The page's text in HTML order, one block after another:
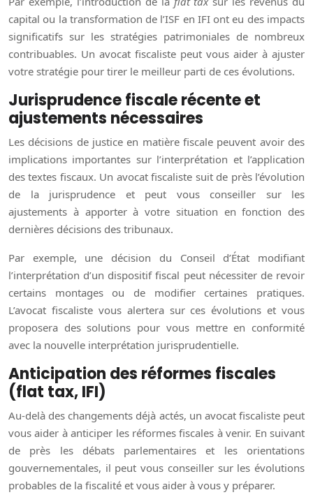
capital ou la transformation de l’ISF en IFI ont eu des impacts
significatifs sur les stratégies patrimoniales de nombreux
contribuables. Un avocat fiscaliste peut vous aider à ajuster
votre stratégie pour tirer le meilleur parti de ces évolutions.
Jurisprudence fiscale récente et
ajustements nécessaires
Les décisions de justice en matière fiscale peuvent avoir des
implications importantes sur l’interprétation et l’application
des textes fiscaux. Un avocat fiscaliste suit de près l’évolution
de la jurisprudence et peut vous conseiller sur les
ajustements à apporter à votre situation en fonction des
dernières décisions des tribunaux.
Par exemple, une décision du Conseil d’État modifiant
l’interprétation d’un dispositif fiscal peut nécessiter de revoir
certains montages ou de modifier certaines pratiques.
L’avocat fiscaliste vous alertera sur ces évolutions et vous
proposera des solutions pour vous mettre en conformité
avec la nouvelle interprétation jurisprudentielle.
Anticipation des réformes fiscales
(flat tax, IFI)
Au-delà des changements déjà actés, un avocat fiscaliste peut
vous aider à anticiper les réformes fiscales à venir. En suivant
de près les débats parlementaires et les orientations
gouvernementales, il peut vous conseiller sur les évolutions
probables de la fiscalité et vous aider à vous y préparer.